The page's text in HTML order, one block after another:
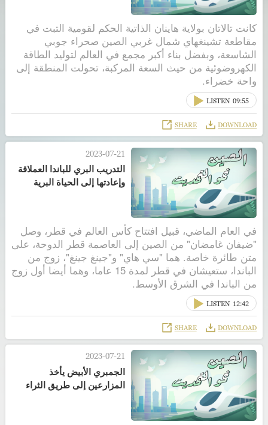
كانت تالاتان بولاية هاينان الذاتية الحكم لقومية التبت في
مقاطعة تشينغهاي شمال غربي الصين صحراء جوبي
الشاسعة، وبفضل بناء أكبر مجمع في العالم لتوليد الطاقة
الكهروضوئية من حيث السعة المركبة، تحولت المنطقة إلى
واحة خضراء.
LISTEN 09:55
DOWNLOAD
SHARE
2023-07-21
التدريب البري للباندا العملاقة
وإعادتها إلى الحياة البرية
في العام الماضي، قبيل افتتاح كأس العالم في قطر، وصل
"ضيفان غامضان" من الصين إلى العاصمة قطر الدوحة، على
متن طائرة خاصة. هما "سي هاي" و"جينغ جينغ"، زوج من
الباندا، ستعيشان في قطر لمدة 15 عاما، وهما أيضا أول زوج
من الباندا في الشرق الأوسط.
LISTEN 12:42
DOWNLOAD
SHARE
2023-07-21
الجمبري الأبيض يأخذ
المزارعين إلى طريق الثراء